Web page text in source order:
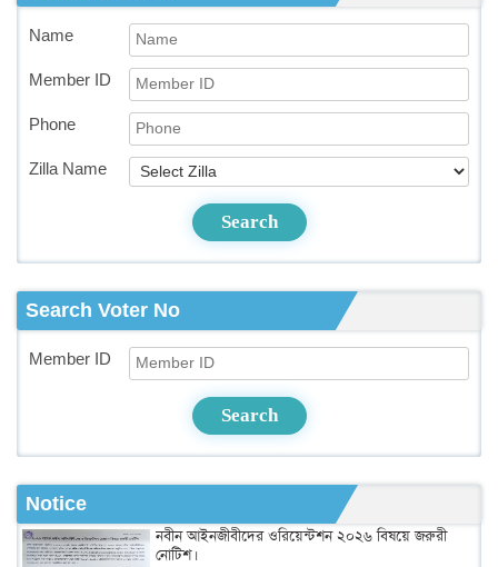
Name
Member ID
Phone
Zilla Name
Search
Search Voter No
Member ID
Search
Notice
নবীন আইনজীবীদের ওরিয়েন্টশন ২০২৬ বিষয়ে জরুরী
নোটিশ।